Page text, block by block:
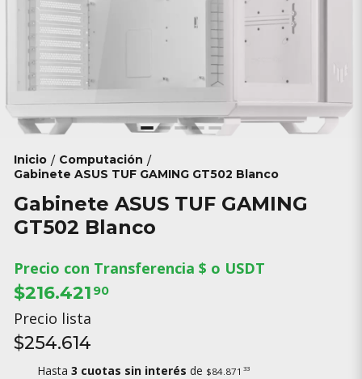
Inicio / Computación /
Gabinete ASUS TUF GAMING GT502 Blanco
Gabinete ASUS TUF GAMING
GT502 Blanco
Precio con Transferencia $ o USDT
$216.421 90
Precio lista
$254.614
Hasta 3 cuotas sin interés de $84.871 33